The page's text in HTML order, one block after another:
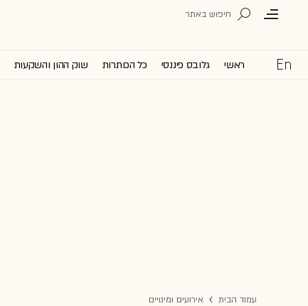
ראשי גלובס פיננסי כל הכותרות שוק ההון והשקעות
עמוד הבית אירועים ומינויים